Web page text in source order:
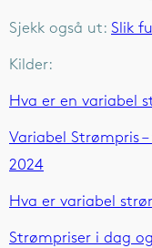
Sjekk også ut: Slik
Kilder:
Hva er en variabel
Variabel Strømpris
2024
Hva er variabel
Strømpriser i dag